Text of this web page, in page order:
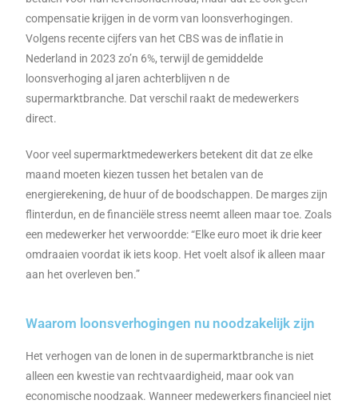
compensatie krijgen in de vorm van loonsverhogingen.
Volgens recente cijfers van het CBS was de inflatie in
Nederland in 2023 zo’n 6%, terwijl de gemiddelde
loonsverhoging al jaren achterblijven n de
supermarktbranche. Dat verschil raakt de medewerkers
direct.
Voor veel supermarktmedewerkers betekent dit dat ze elke
maand moeten kiezen tussen het betalen van de
energierekening, de huur of de boodschappen. De marges zijn
flinterdun, en de financiële stress neemt alleen maar toe. Zoals
een medewerker het verwoordde: “Elke euro moet ik drie keer
omdraaien voordat ik iets koop. Het voelt alsof ik alleen maar
aan het overleven ben.”
Waarom loonsverhogingen nu noodzakelijk zijn
Het verhogen van de lonen in de supermarktbranche is niet
alleen een kwestie van rechtvaardigheid, maar ook van
economische noodzaak. Wanneer medewerkers financieel niet